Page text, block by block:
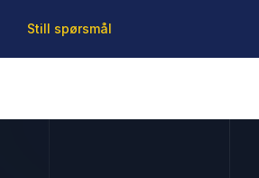
Still spørsmål